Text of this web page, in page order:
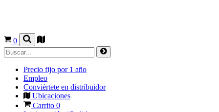
0
Precio fijo por 1 año
Empleo
Conviértete en distribuidor
Ubicaciones
Carrito 0